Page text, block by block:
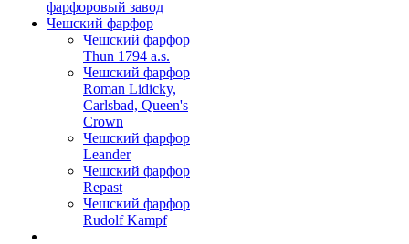
фарфоровый завод
Чешский фарфор
Чешский фарфор
Thun 1794 a.s.
Чешский фарфор
Roman Lidicky,
Carlsbad, Queen's
Crown
Чешский фарфор
Leander
Чешский фарфор
Repast
Чешский фарфор
Rudolf Kampf